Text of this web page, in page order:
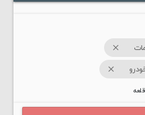
close
close